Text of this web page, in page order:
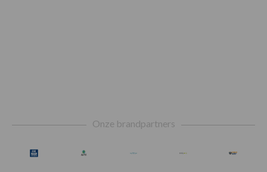
Onze brandpartners